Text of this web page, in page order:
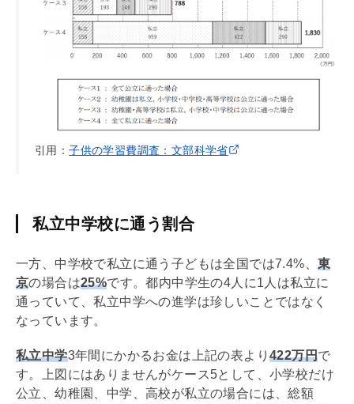
引用：子供の学習費調査：文部科学省
私立中学校に通う割合
一方、中学校で私立に通う子どもは全国では7.4%、 東
京の場合は25%です。都内中学生の4人に1人は私立に
通っていて、私立中学への進学は珍しいことではなく
なっています。
私立中学3年間にかかるお金は上記の表より422万円で
す。上図にはありませんがケース5として、小学校だけ
公立、幼稚園、中学、高校が私立の場合には、総額